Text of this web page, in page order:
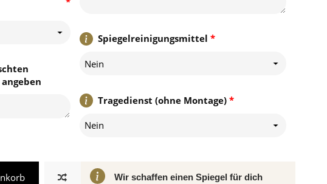
*
Spiegelreinigungsmittel
Nein
*
Tragedienst (ohne Montage)
Nein
Wir schaffen einen Spiegel für dich